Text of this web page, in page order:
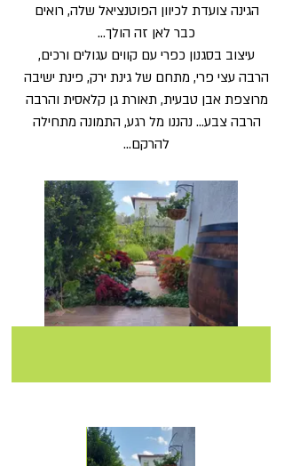
הגינה צועדת לכיוון הפוטנציאל שלה, רואים
כבר לאן זה הולך...
עיצוב בסגנון כפרי עם קווים עגולים ורכים,
הרבה עצי פרי, מתחם של גינת ירק, פינת ישיבה
מרוצפת אבן טבעית, תאורת גן קלאסית והרבה
הרבה צבע... נהננו מל רגע, התמונה מתחילה
להרקם...